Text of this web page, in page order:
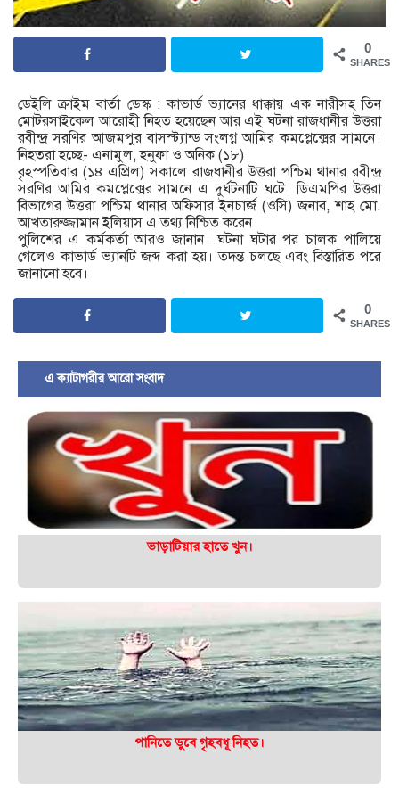
0
SHARES
ডেইলি ক্রাইম বার্তা ডেস্ক : কাভার্ড ভ্যানের ধাক্কায় এক নারীসহ তিন
মোটরসাইকেল আরোহী নিহত হয়েছেন আর এই ঘটনা রাজধানীর উত্তরা
রবীন্দ্র সরণির আজমপুর বাসস্ট্যান্ড সংলগ্ন আমির কমপ্লেক্সের সামনে।
নিহতরা হচ্ছে- এনামুল, হনুফা ও অনিক (১৮)।
বৃহস্পতিবার (১৪ এপ্রিল) সকালে রাজধানীর উত্তরা পশ্চিম থানার রবীন্দ্র
সরণির আমির কমপ্লেক্সের সামনে এ দুর্ঘটনাটি ঘটে। ডিএমপির উত্তরা
বিভাগের উত্তরা পশ্চিম থানার অফিসার ইনচার্জ (ওসি) জনাব, শাহ মো.
আখতারুজ্জামান ইলিয়াস এ তথ্য নিশ্চিত করেন।
পুলিশের এ কর্মকর্তা আরও জানান। ঘটনা ঘটার পর চালক পালিয়ে
গেলেও কাভার্ড ভ্যানটি জব্দ করা হয়। তদন্ত চলছে এবং বিস্তারিত পরে
জানানো হবে।
0
SHARES
এ ক্যাটাগরীর আরো সংবাদ
ভাড়াটিয়ার হাতে খুন।
পানিতে ডুবে গৃহবধূ নিহত।